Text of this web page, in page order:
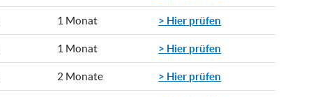
1 Monat > Hier prüfen
1 Monat > Hier prüfen
2 Monate > Hier prüfen